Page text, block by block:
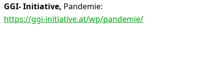
GGI- Initiative, Pandemie:
https://ggi-initiative.at/wp/pandemie/